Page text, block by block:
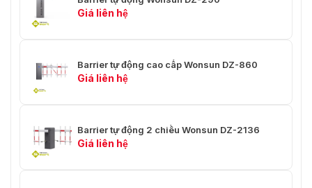
Giá liên hệ
Barrier tự động cao cấp Wonsun DZ-860
Giá liên hệ
Barrier tự động 2 chiều Wonsun DZ-2136
Giá liên hệ